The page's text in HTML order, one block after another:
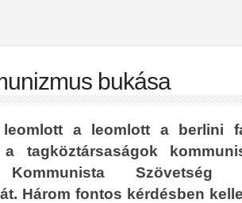
bukása
a leomlott a berlini
tagköztársaságok
Kommunista Szövetség
Három fontos kérdésben